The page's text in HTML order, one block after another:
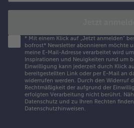
* Mit einem Klick auf „Jetzt anmelden"
bofrost* Newsletter abonnieren möchte
meine E-Mail-Adresse verarbeitet wird
Inspirationen und Neuigkeiten rund um
Einwilligung kann jederzeit durch Klick
bereitgestellten Link oder per E-Mail an
widerrufen werden. Durch den Widerruf
Rechtmäßigkeit der aufgrund der
erfolgten Verarbeitung nicht berührt.
Datenschutz und zu Ihren Rechten
Datenschutzhinweisen.